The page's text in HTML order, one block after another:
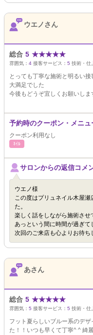
ウエノさん
総合 5 ★★★★★
雰囲気： 4 接客サービス： 5 技術・仕
とっても丁寧な施術と明るい接
大満足でした
今後もどうぞ宜しくお願いしま
予約時のクーポン・メニュ
クーポン利用なし
ﾈｲﾙ
サロンからの返信コメ
ウエノ様
この度はプリュネイル木屋
た。
楽しく話をしながら施術させ
あっという間に時間が過ぎて
次回のご来店も心よりお待ち
あさん
総合 5 ★★★★★
雰囲気： 5 接客サービス： 5 技術・仕
フット夏らしいブルー系のデ
た！！いつも早くて丁寧^ ^ 綺